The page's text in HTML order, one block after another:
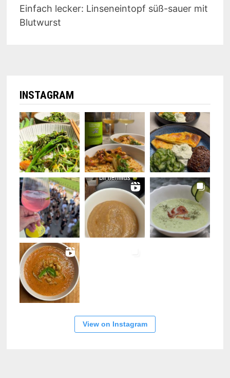
Einfach lecker: Linseneintopf süß-sauer mit
Blutwurst
INSTAGRAM
View on Instagram